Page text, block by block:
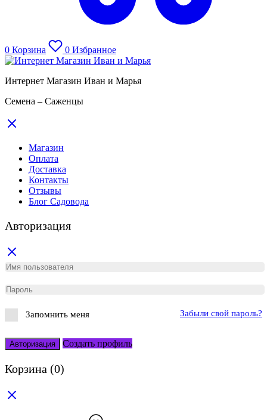
0 Корзина 0 Избранное
Интернет Магазин Иван и Марья
Семена – Саженцы
Магазин
Оплата
Доставка
Контакты
Отзывы
Блог Садовода
Авторизация
Запомнить меня Забыли свой пароль?
Авторизация Создать профиль
Корзина (0)